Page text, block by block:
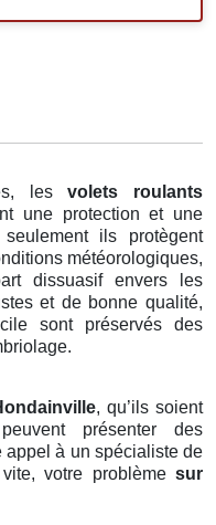
lesvolets roulants
une protection et une
ils protègent
météorologiques,
dissuasif envers les
et de bonne qualité,
sont préservés des
, qu’ils soient
présenter des
appel à un spécialiste de
votre problème sur